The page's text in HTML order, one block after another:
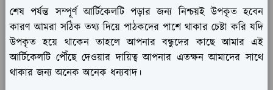
শেষ পর্যন্ত সম্পূর্ণ আর্টিকেলটি পড়ার জন্য নিশ্চয়ই উপকৃত হবেন
কারণ আমরা সঠিক তথ্য দিয়ে পাঠকদের পাশে থাকার চেষ্টা করি যদি
উপকৃত হয়ে থাকেন তাহলে আপনার বন্ধুদের কাছে আমার এই
আর্টিকেলটি পৌঁছে দেওয়ার দায়িত্ব আপনার এতক্ষন আমাদের সাথে
থাকার জন্য অনেক অনেক ধন্যবাদ।